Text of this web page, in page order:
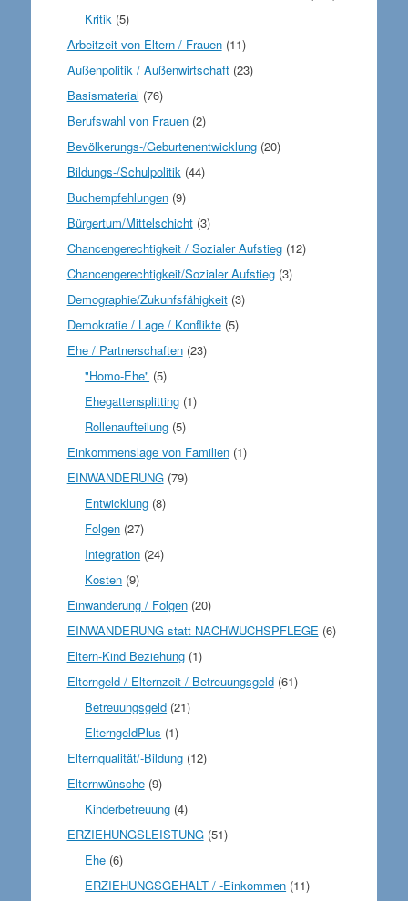
Kritik (5)
Arbeitzeit von Eltern / Frauen(11)
Außenpolitik / Außenwirtschaft(23)
Basismaterial (76)
Berufswahl von Frauen(2)
Bevölkerungs-/Geburtenentwicklung(20)
Bildungs-/Schulpolitik(44)
Buchempfehlungen(9)
Bürgertum/Mittelschicht(3)
Chancengerechtigkeit / Sozialer Aufstieg(12)
Chancengerechtigkeit/Sozialer Aufstieg(3)
Demographie/Zukunfsfähigkeit(3)
Demokratie / Lage / Konflikte(5)
Ehe / Partnerschaften(23)
"Homo-Ehe" (5)
Ehegattensplitting (1)
Rollenaufteilung (5)
Einkommenslage von Familien(1)
EINWANDERUNG(79)
Entwicklung (8)
Folgen (27)
Integration (24)
Kosten (9)
Einwanderung / Folgen(20)
EINWANDERUNG statt NACHWUCHSPFLEGE (6)
Eltern-Kind Beziehung(1)
Elterngeld / Elternzeit / Betreuungsgeld(61)
Betreuungsgeld (21)
ElterngeldPlus (1)
Elternqualität/-Bildung(12)
Elternwünsche(9)
Kinderbetreuung (4)
ERZIEHUNGSLEISTUNG(51)
Ehe (6)
ERZIEHUNGSGEHALT / -Einkommen (11)